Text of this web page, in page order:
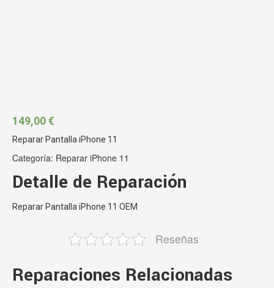
149,00€
Reparar Pantalla iPhone 11
Categoría: Reparar iPhone 11
Detalle de Reparación
Reparar Pantalla iPhone 11 OEM
Reseñas
Reparaciones Relacionadas